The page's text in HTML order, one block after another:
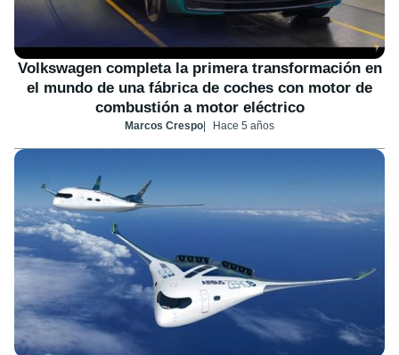
Volkswagen completa la primera transformación en
el mundo de una fábrica de coches con motor de
combustión a motor eléctrico
Marcos Crespo Hace 5 años